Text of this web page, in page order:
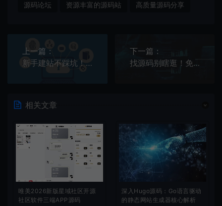
源码论坛 资源丰富的源码站 高质量源码分享
上一篇：
新手建站不踩坑！5 类免费工具清单：源码安全、无版权，小白直接用
下一篇：
找源码别瞎逛！免费安全的网站论坛，热门技术交流全搞定
相关文章
唯美2026新版星域社区开源
社区软件三端APP源码
深入Hugo源码：Go语言驱动
的静态网站生成器核心解析